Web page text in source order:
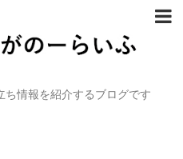
情報を紹介するブログです